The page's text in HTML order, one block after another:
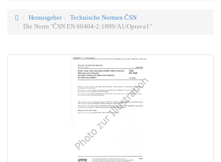
Herausgeber
Technische Normen ČSN
Die Norm "ČSN EN 60404-2:1999/A1/Oprava1"